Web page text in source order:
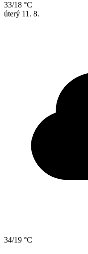
33/18 °C
úterý 11. 8.
34/19 °C